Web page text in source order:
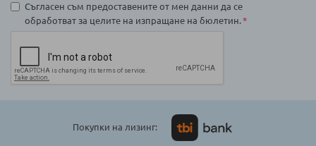
Съгласен съм предоставените от мен данни да се
обработват за целите на изпращане на бюлетин.
Покупки на лизинг: